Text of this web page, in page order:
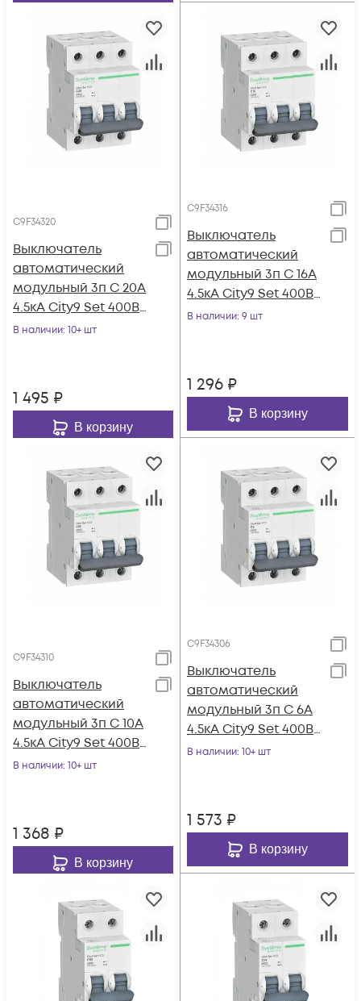
C9F34320
Выключатель
автоматический
модульный 3п C 20А
4.5кА City9 Set 400В
SE C9F34320
В наличии: 10+ шт
1 495 ₽
В корзину
C9F34316
Выключатель
автоматический
модульный 3п C 16А
4.5кА City9 Set 400В
SE C9F34316
В наличии: 9 шт
1 296 ₽
В корзину
C9F34310
Выключатель
автоматический
модульный 3п C 10А
4.5кА City9 Set 400В
SE C9F34310
В наличии: 10+ шт
1 368 ₽
В корзину
C9F34306
Выключатель
автоматический
модульный 3п C 6А
4.5кА City9 Set 400В
SE C9F34306
В наличии: 10+ шт
1 573 ₽
В корзину